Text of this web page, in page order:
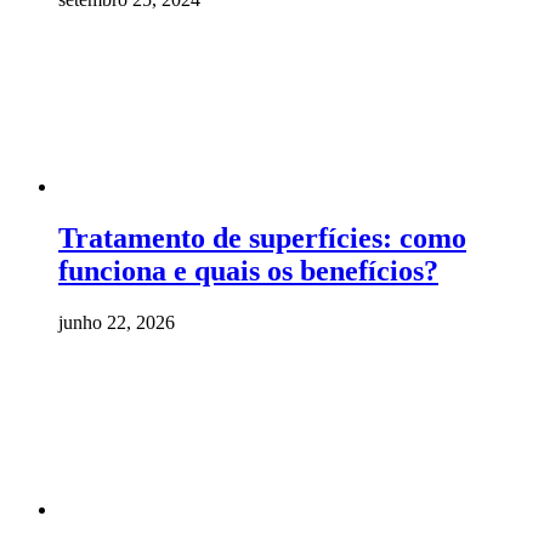
Tratamento de superfícies: como
funciona e quais os benefícios?
junho 22, 2026